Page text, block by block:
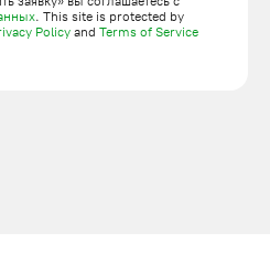
. This site is protected by
Policy and Terms of Service